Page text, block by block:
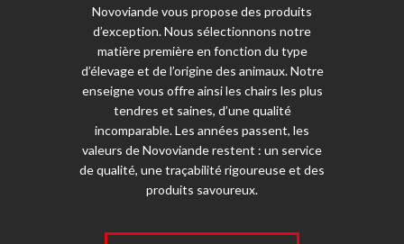
Novoviande vous propose des produits
d’exception. Nous sélectionnons notre
matière première en fonction du type
d’élevage et de l’origine des animaux. Notre
enseigne vous offre ainsi les chairs les plus
tendres et saines, d’une qualité
incomparable. Les années passent, les
valeurs de Novoviande restent : un service
de qualité, une traçabilité rigoureuse et des
produits savoureux.